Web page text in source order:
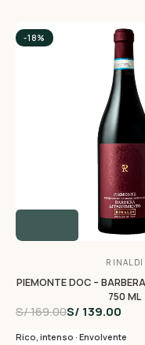
-18%
RINALDI
PIEMONTE DOC –
750 ML
S/ 169.00S/ 139.00
Rico, intenso · Envolvente